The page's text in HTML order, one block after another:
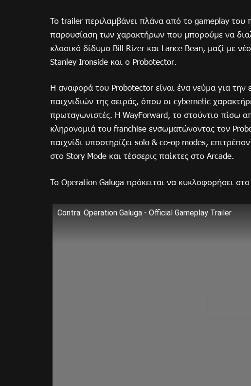
Το trailer περιλαμβάνει πλάνα από το gameplay του
παρουσίαση των χαρακτήρων που μπορούμε να
κλασικό δίδυμο Bill Rizer και Lance Bean, μαζί με
Stanley Ironside και ο Probotector.
Η αναφορά του Probotector είναι ένα νεύμα για
παιχνιδιών της σειράς, όπου οι cybernetic
πρωταγωνιστές. H WayForward, το στούντιο πίσω
κληρονομιά του franchise ενσωματώνοντας τον
παιχνίδι υποστηρίζει solo & co-op modes,
στο Story Mode και τέσσερις παίκτες στο Arcade.
Το Operation Galuga πρόκειται να κυκλοφορήσει
Contra: Operation Galuga - Official Gameplay Trailer